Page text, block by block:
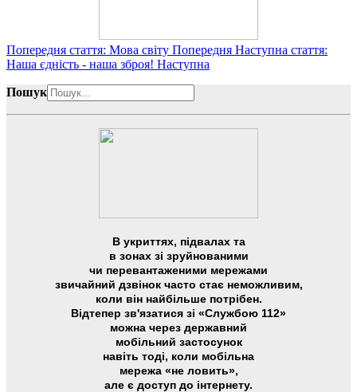
Попередня стаття: Мова світу Попередня Наступна стаття:
Наша єдність - наша зброя! Наступна
Пошук
В укриттях, підвалах та
в зонах зі зруйнованими
чи перевантаженими мережами
звичайний дзвінок часто стає неможливим,
коли він найбільше потрібен.
Відтепер зв'язатися зі «Службою 112»
можна через державний
мобільний застосунок
навіть тоді, коли мобільна
мережа «не ловить»,
але є доступ до інтернету.